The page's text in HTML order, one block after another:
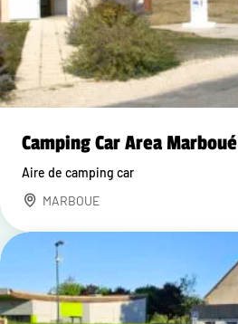
Camping Car Area Marboué
Aire de camping car
MARBOUE